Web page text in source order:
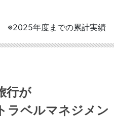
※2025年度までの累計実績
行が
ラベルマネジメン